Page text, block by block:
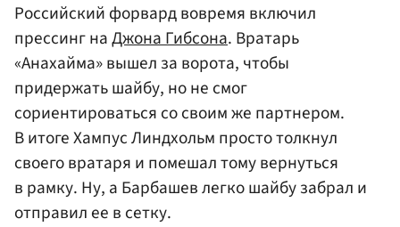
Российский форвард вовремя включил
прессинг наДжона Гибсона. Вратарь
«Анахайма» вышел за ворота, чтобы
придержать шайбу, но не смог
сориентироваться со своим же партнером.
В итоге Хампус Линдхольм просто толкнул
своего вратаря и помешал тому вернуться
в рамку. Ну, а Барбашев легко шайбу забрал и
отправил ее в сетку.